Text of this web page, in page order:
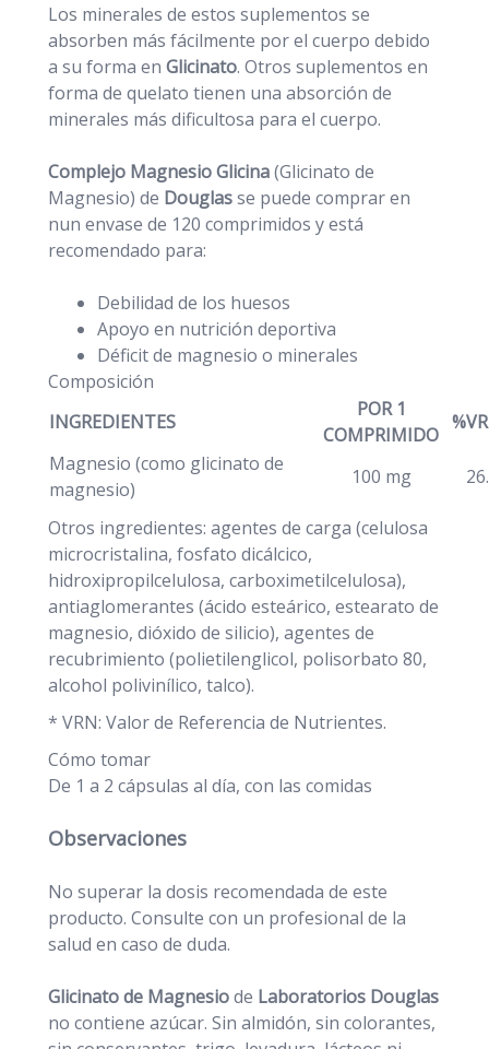
Los minerales de estos suplementos se
absorben más fácilmente por el cuerpo debido
a su forma en Glicinato. Otros suplementos en
forma de quelato tienen una absorción de
minerales más dificultosa para el cuerpo.
Complejo Magnesio Glicina(Glicinato de
Magnesio) de Douglasse puede comprar en
nun envase de 120 comprimidos y está
recomendado para:
Debilidad de los huesos
Apoyo en nutrición deportiva
Déficit de magnesio o minerales
Composición
INGREDIENTES
POR 1
COMPRIMIDO
Magnesio (como glicinato de
magnesio)
100 mg
Otros ingredientes: agentes de carga (celulosa
microcristalina, fosfato dicálcico,
hidroxipropilcelulosa, carboximetilcelulosa),
antiaglomerantes (ácido esteárico, estearato de
magnesio, dióxido de silicio), agentes de
recubrimiento (polietilenglicol, polisorbato 80,
alcohol polivinílico, talco).
* VRN: Valor de Referencia de Nutrientes.
Cómo tomar
De 1 a 2 cápsulas al día, con las comidas
Observaciones
No superar la dosis recomendada de este
producto. Consulte con un profesional de la
salud en caso de duda.
Glicinato de Magnesiode Laboratorios Douglas
no contiene azúcar. Sin almidón, sin colorantes,